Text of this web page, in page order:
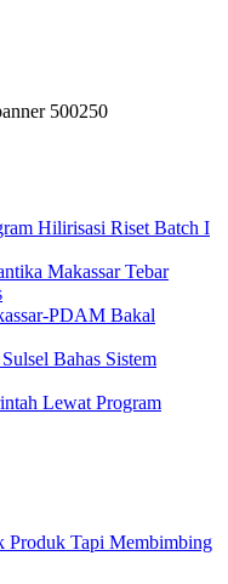
Hilirisasi Riset Batch I
Makassar Tebar
PDAM Bakal
Bahas Sistem
Lewat Program
Produk Tapi Membimbing